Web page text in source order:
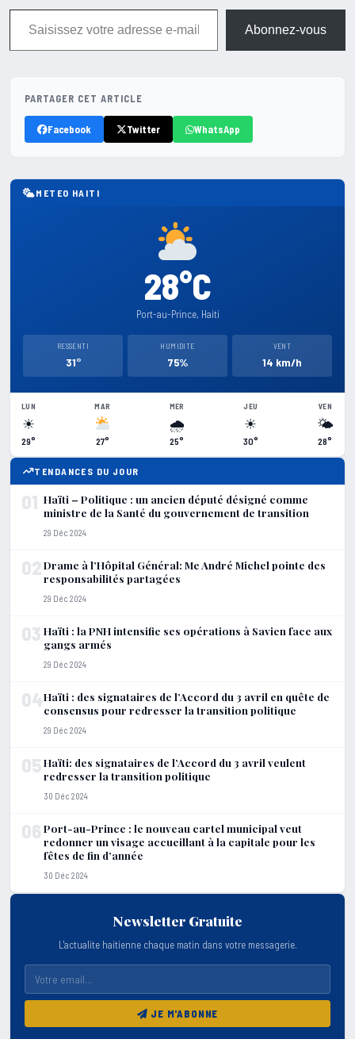
Saisissez votre adresse e-mail…
Abonnez-vous
PARTAGER CET ARTICLE
Facebook Twitter WhatsApp
METEO HAITI
28°C
Port-au-Prince, Haiti
RESSENTI
31°
HUMIDITE
75%
VENT
14 km/h
LUN
☀
29°
MAR
27°
MER
🌧
25°
JEU
☀
30°
VEN
🌤
28°
TENDANCES DU JOUR
01 Haïti – Politique : un ancien député désigné comme
ministre de la Santé du gouvernement de transition
29 Déc 2024
02Drame à l’Hôpital Général: Me André Michel pointe des
responsabilités partagées
29 Déc 2024
03 Haïti : la PNH intensifie ses opérations à Savien face aux
gangs armés
29 Déc 2024
04Haïti : des signataires de l’Accord du 3 avril en quête de
consensus pour redresser la transition politique
29 Déc 2024
05Haïti: des signataires de l’Accord du 3 avril veulent
redresser la transition politique
30 Déc 2024
06Port-au-Prince : le nouveau cartel municipal veut
redonner un visage accueillant à la capitale pour les
fêtes de fin d’année
30 Déc 2024
Newsletter Gratuite
L'actualite haitienne chaque matin dans votre messagerie.
JE M'ABONNE